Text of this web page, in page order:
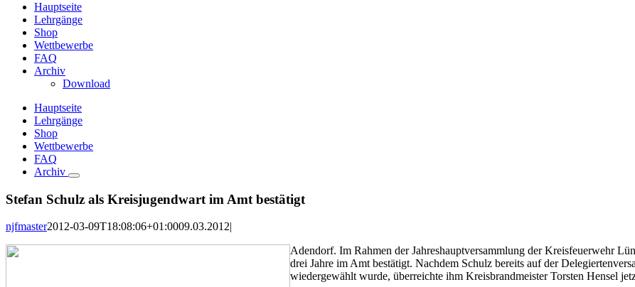
Hauptseite
Lehrgänge
Shop
Wettbewerbe
FAQ
Archiv
Download
Hauptseite
Lehrgänge
Shop
Wettbewerbe
FAQ
Archiv
Stefan Schulz als Kreisjugendwart im Amt bestätigt
njfmaster2012-03-09T18:08:06+01:0009.03.2012|
Adendorf. Im Rahmen der Jahreshauptversammlung der Kreisfeuerwehr
drei Jahre im Amt bestätigt. Nachdem Schulz bereits auf der
wiedergewählt wurde, überreichte ihm Kreisbrandmeister Torsten Hensel